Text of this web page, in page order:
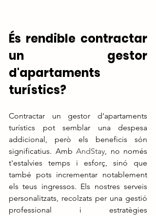
És rendible contractar
un gestor
d'apartaments
turístics?
Contractar un gestor d'apartaments
turístics pot semblar una despesa
addicional, però els beneficis són
significatius. Amb AndStay, no només
t'estalvies temps i esforç, sinó que
també pots incrementar notablement
els teus ingressos. Els nostres serveis
personalitzats, recolzats per una gestió
professional i estratègies